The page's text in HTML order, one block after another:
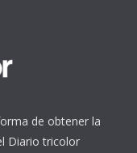
de obtener la
Diario tricolor